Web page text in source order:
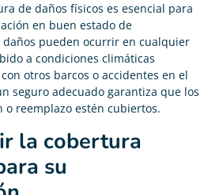
de daños físicos es esencial para
en buen estado de
pueden ocurrir en cualquier
a condiciones climáticas
otros barcos o accidentes en el
seguro adecuado garantiza que los
o reemplazo estén cubiertos.
la cobertura
su